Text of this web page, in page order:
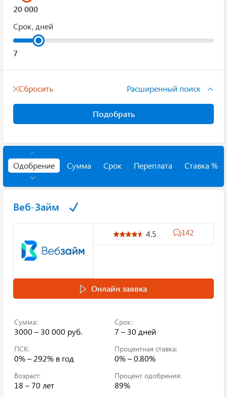
Срок, дней
Сбросить Расширенный поиск
Подобрать
Одобрение Сумма Срок Переплата Ставка %
Веб-Займ
4.5 142
Онлайн заявка
Сумма:
3000 – 30 000 руб.
Срок:
7 – 30 дней
ПСК:
0% – 292% в год
Процентная ставка:
0% – 0.80%
Возраст:
18 – 70 лет
Процент одобрения:
89%